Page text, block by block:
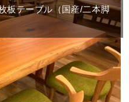
板テーブル（国産/二本脚